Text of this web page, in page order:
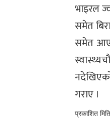
भाइरल
समेत
समेत
गराए ।
प्रकाशित